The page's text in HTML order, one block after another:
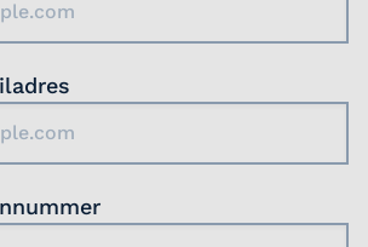
psychologen en psychiaters.
staat hier centraal, met een
afstemming en een gedeelde
het welzijn van de
Het team biedt een combinatie
en collegialiteit, waardoor er
Deze samenwerking maakt